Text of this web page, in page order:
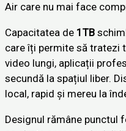
Air care nu mai face
Capacitatea de 1TB
care îți permite să tratezi
video lungi, aplicații
secundă la spațiul liber.
local, rapid și mereu la
Designul rămâne punctul